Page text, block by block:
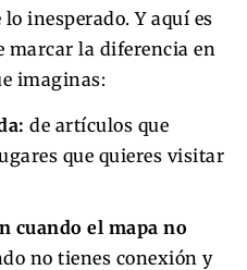
inesperado. Y aquí es
marcar la diferencia en
imaginas:
de artículos que
que quieres visitar
cuando el mapa no
no tienes conexión y